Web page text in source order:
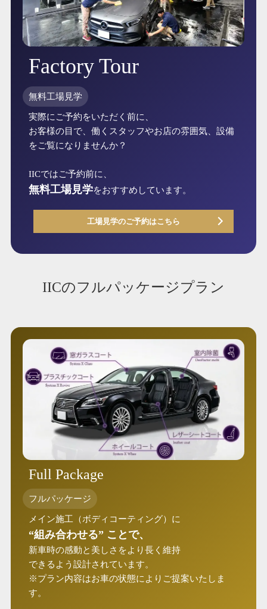
Factory Tour
無料工場見学
実際にご予約をいただく前に、
お客様の目で、働くスタッフやお店の雰囲気、設備
をご覧になりませんか？
IICではご予約前に、
無料工場見学をおすすめしています。
工場見学のご予約はこちら
IICのフルパッケージプラン
Full Package
フルパッケージ
メイン施工（ボディコーティング）に
“組み合わせる” ことで、
新車時の感動と美しさをより長く維持
できるよう設計されています。
※プラン内容はお車の状態によりご提案いたしま
す。